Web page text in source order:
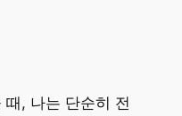
, 나는 단순히 전